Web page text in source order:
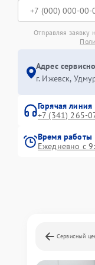
Отправляя заявку
Адрес
г. Ижевск,
Горячая линия
+7 (341) 265-
Время работы
Ежедневно с
Сервисный